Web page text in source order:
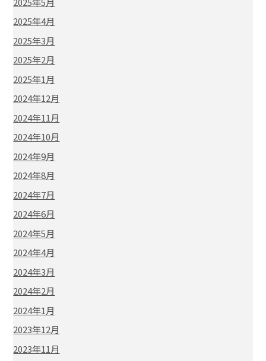
2025年4月
2025年3月
2025年2月
2025年1月
2024年12月
2024年11月
2024年10月
2024年9月
2024年8月
2024年7月
2024年6月
2024年5月
2024年4月
2024年3月
2024年2月
2024年1月
2023年12月
2023年11月